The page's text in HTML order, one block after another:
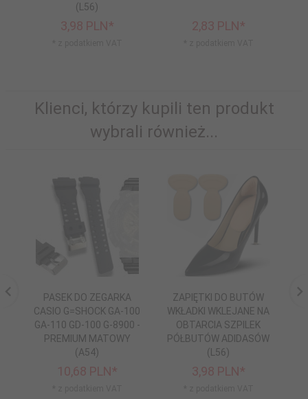
(L56)
3,98 PLN* 2,83 PLN*
Klienci, którzy kupili ten produkt
wybrali również...
PASEK DO ZEGARKA
CASIO G=SHOCK GA-100
GA-110 GD-100 G-8900 -
PREMIUM MATOWY
(A54)
10,68 PLN*
ZAPIĘTKI DO BUTÓW
WKŁADKI WKLEJANE NA
OBTARCIA SZPILEK
PÓŁBUTÓW ADIDASÓW
(L56)
3,98 PLN*